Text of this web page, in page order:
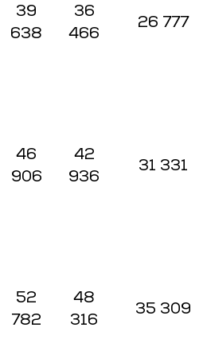
39
638
36
466
26 777
46
906
42
936
31 331
52
782
48
316
35 309